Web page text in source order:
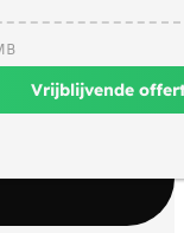
Vrijblijvende